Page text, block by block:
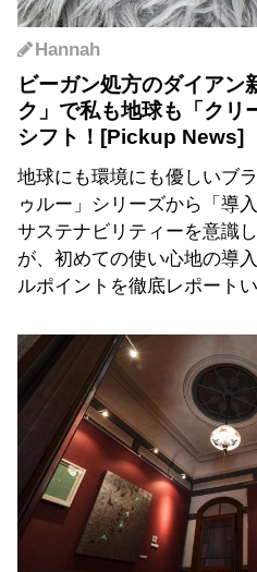
Hannah
ビーガン処方のダイアン
ク」で私も地球も「クリ
シフト！
地球にも環境にも優しいブ
ゥルー」シリーズから「導
サステナビリティーを意識
が、初めての使い心地の導
ルポイントを徹底レポートい